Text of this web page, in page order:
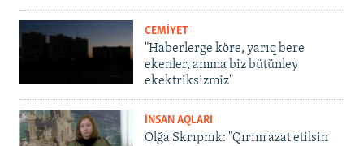
CEMİYET
"Haberlerge köre, yarıq bere
ekenler, amma biz bütünley
ekektriksizmiz"
İNSAN AQLARI
Olğa Skrıpnık: "Qırım azat etilsin